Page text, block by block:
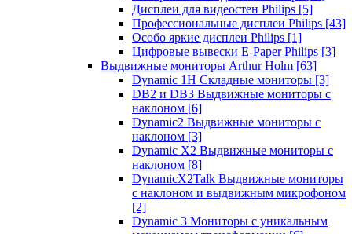
Дисплеи для видеостен Philips [5]
Профессиональные дисплеи Philips [43]
Особо яркие дисплеи Philips [1]
Цифровые вывески E-Paper Philips [3]
Выдвижные мониторы Arthur Holm [63]
Dynamic 1Н Складные мониторы [3]
DB2 и DB3 Выдвижные мониторы с
наклоном [6]
Dynamic2 Выдвижные мониторы с
наклоном [3]
Dynamic X2 Выдвижные мониторы с
наклоном [8]
DynamicX2Talk Выдвижные мониторы
с наклоном и выдвижным микрофоном
[2]
Dynamic 3 Мониторы с уникальным